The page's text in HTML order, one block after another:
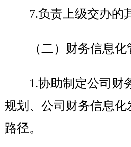
7.负责上级交办的
（二）财务信息化
1.协助制定公司财
规划、公司财务信息
路径。